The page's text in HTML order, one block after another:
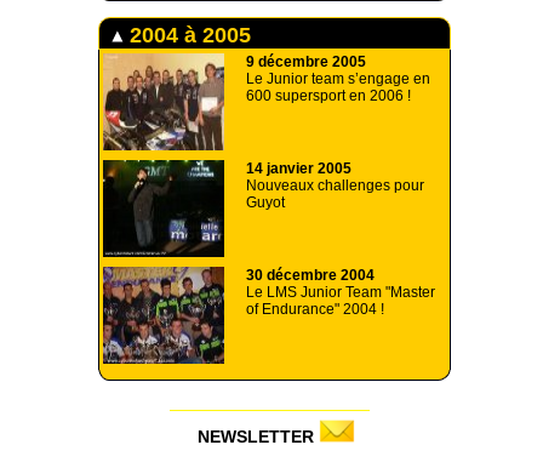
2004 à 2005
9 décembre 2005
Le Junior team s’engage en
600 supersport en 2006 !
14 janvier 2005
Nouveaux challenges pour
Guyot
30 décembre 2004
Le LMS Junior Team "Master
of Endurance" 2004 !
NEWSLETTER